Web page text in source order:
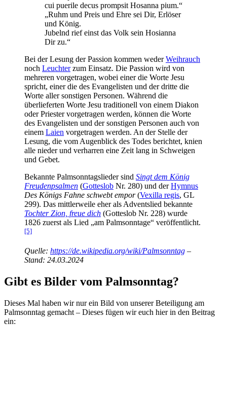
cui puerile decus prompsit Hosanna pium.“
„Ruhm und Preis und Ehre sei Dir, Erlöser
und König.
Jubelnd rief einst das Volk sein Hosianna
Dir zu.“
Bei der Lesung der Passion kommen wederWeihrauch
noch Leuchterzum Einsatz. Die Passion wird von
mehreren vorgetragen, wobei einer die Worte Jesu
spricht, einer die des Evangelisten und der dritte die
Worte aller sonstigen Personen. Während die
überlieferten Worte Jesu traditionell von einem Diakon
oder Priester vorgetragen werden, können die Worte
des Evangelisten und der sonstigen Personen auch von
einem Laien vorgetragen werden. An der Stelle der
Lesung, die vom Augenblick des Todes berichtet, knien
alle nieder und verharren eine Zeit lang in Schweigen
und Gebet.
Bekannte Palmsonntagslieder sind Singt dem König
Freudenpsalmen (Gotteslob Nr. 280) und derHymnus
Des Königs Fahne schwebt empor(Vexilla regis, GL
299). Das mittlerweile eher als Adventslied bekannte
Tochter Zion, freue dich (Gotteslob Nr. 228) wurde
1826 zuerst als Lied „am Palmsonntage“ veröffentlicht.
[5]
Quelle: https://de.wikipedia.org/wiki/Palmsonntag –
Stand: 24.03.2024
Gibt es Bilder vom Palmsonntag?
Dieses Mal haben wir nur ein Bild von unserer Beteiligung am
Palmsonntag gemacht – Dieses fügen wir euch hier in den Beitrag
ein: